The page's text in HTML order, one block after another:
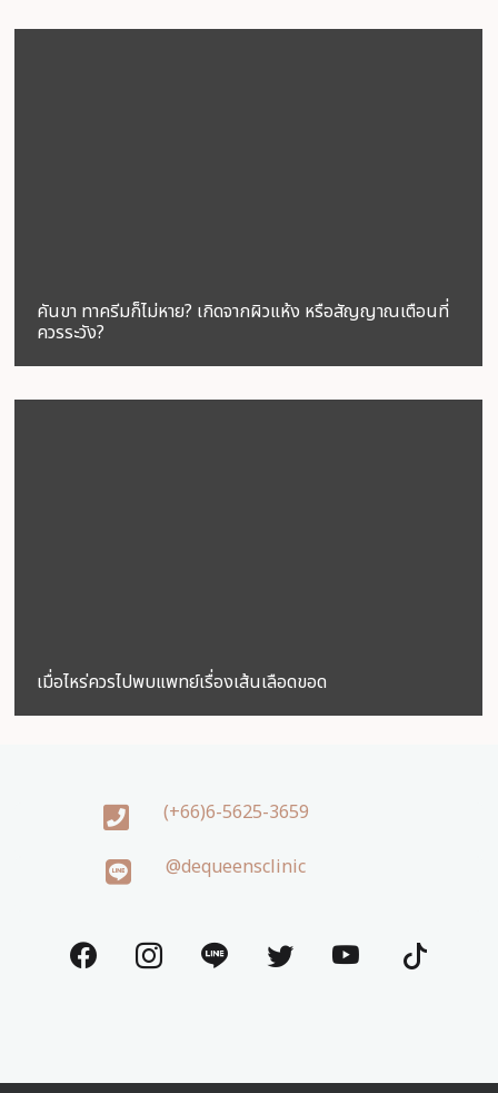
คันขา ทาครีมก็ไม่หาย? เกิดจากผิวแห้ง หรือสัญญาณเตือนที่
ควรระวัง?
เมื่อไหร่ควรไปพบแพทย์เรื่องเส้นเลือดขอด
(+66)6-5625-3659
@dequeensclinic